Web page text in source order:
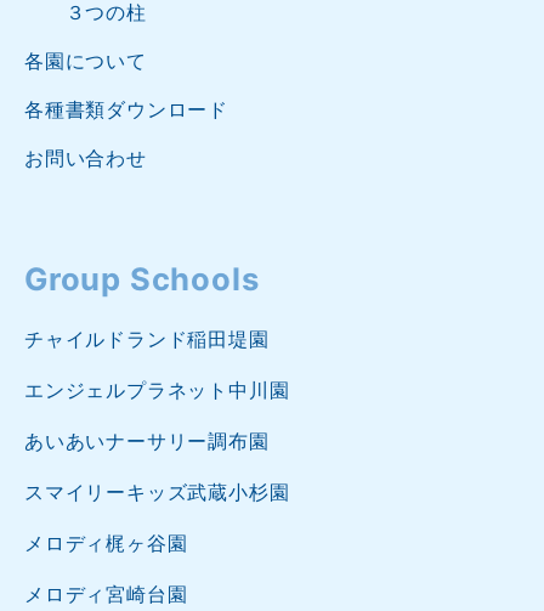
３つの柱
各園について
各種書類ダウンロード
お問い合わせ
Group Schools
チャイルドランド稲田堤園
エンジェルプラネット中川園
あいあいナーサリー調布園
スマイリーキッズ武蔵小杉園
メロディ梶ヶ谷園
メロディ宮崎台園